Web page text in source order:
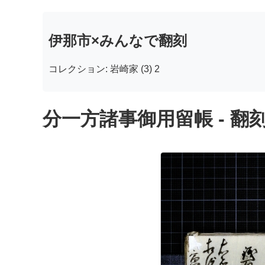
伊那市×みんなで翻刻
コレクション: 岩崎家 (3) 2
分一方諸事御用留帳 - 翻